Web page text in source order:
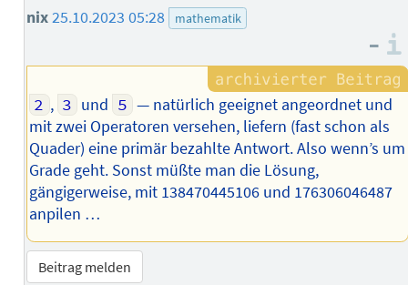
nix25.10.2023 05:28 mathematik
–
2 , 3 und 5 — natürlich geeignet angeordnet und
mit zwei Operatoren versehen, liefern (fast schon als
Quader) eine primär bezahlte Antwort. Also wenn’s um
Grade geht. Sonst müßte man die Lösung,
gängigerweise, mit 138470445106 und 176306046487
anpilen …
Beitrag melden